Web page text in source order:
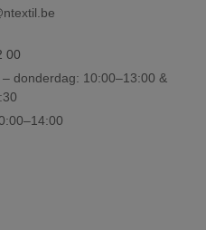
00
donderdag: 10:00–13:00 &